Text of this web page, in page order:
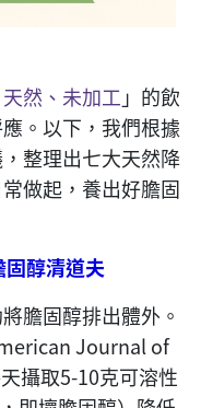
然、未加工 」的飲
。以下，我們根據
整理出七大天然降
做起，養出好膽固
醇清道夫
膽固醇排出體外。
Journal of
攝取5-10克可溶性